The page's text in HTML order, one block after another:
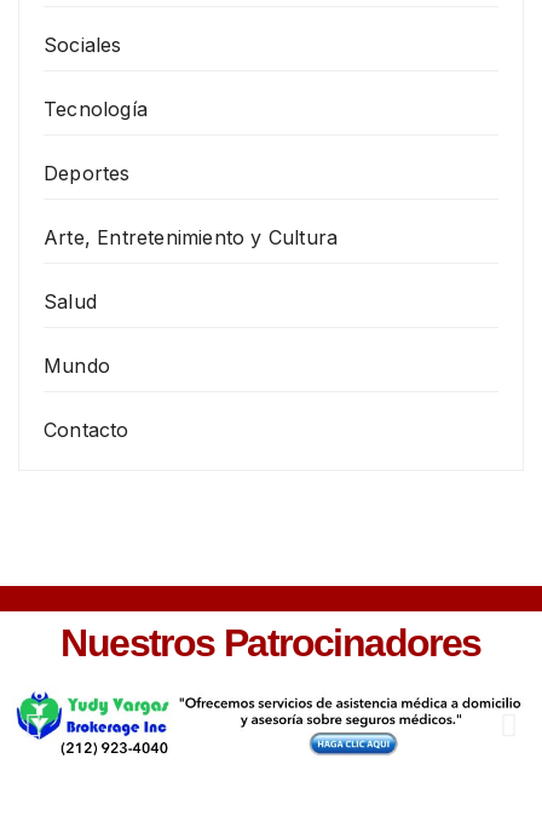
Sociales
Tecnología
Deportes
Arte, Entretenimiento y Cultura
Salud
Mundo
Contacto
Nuestros Patrocinadores